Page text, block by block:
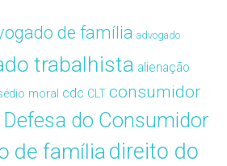
de família advogado
trabalhista alienação
moral cdc CLT consumidor
do Consumidor
de famíliadireito do